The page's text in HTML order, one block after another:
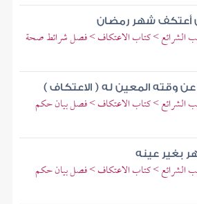
أعتكف شهر رمضان
الشرائع > كتاب الاعتكاف > فصل شرائط صحة
وقته المعين له ( الاعتكاف )
الشرائع > كتاب الاعتكاف > فصل بيان حكم
بغير عينه
الشرائع > كتاب الاعتكاف > فصل بيان حكم